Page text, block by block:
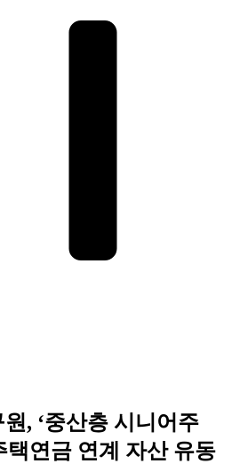
, ‘중산층 시니어주
연금 연계 자산 유동